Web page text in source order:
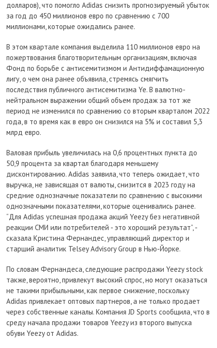
долларов), что помогло Adidas снизить прогнозируемый убыток
за год до 450 миллионов евро по сравнению с 700
миллионами, которые ожидались ранее.
В этом квартале компания выделила 110 миллионов евро на
пожертвования благотворительным организациям, включая
Фонд по борьбе с антисемитизмом и Антидиффамационную
лигу, о чем она ранее объявила, стремясь смягчить
последствия публичного антисемитизма Ye. В валютно-
нейтральном выражении общий объем продаж за тот же
период не изменился по сравнению со вторым кварталом 2022
года, в то время как в евро он снизился на 5% и составил 5,3
млрд евро.
Валовая прибыль увеличилась на 0,6 процентных пункта до
50,9 процента за квартал благодаря меньшему
дисконтированию. Adidas заявила, что теперь ожидает, что
выручка, не зависящая от валюты, снизится в 2023 году на
средние однозначные показатели по сравнению с высокими
однозначными показателями, которые оценивались ранее.
“Для Adidas успешная продажа акций Yeezy без негативной
реакции СМИ или потребителей - это хороший результат”, -
сказала Кристина Фернандес, управляющий директор и
старший аналитик Telsey Advisory Group в Нью-Йорке.
По словам Фернандеса, следующие распродажи Yeezy stock
также, вероятно, привлекут высокий спрос, но могут оказаться
не такими прибыльными, как первое снижение, поскольку
Adidas привлекает оптовых партнеров, а не только продает
через собственные каналы. Компания JD Sports сообщила, что в
среду начала продажи товаров Yeezy из второго выпуска
обуви Yeezy от Adidas.